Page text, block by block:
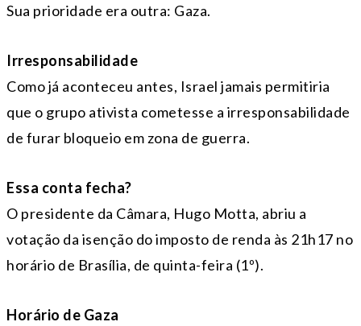
Sua prioridade era outra: Gaza.
Irresponsabilidade
Como já aconteceu antes, Israel jamais permitiria
que o grupo ativista cometesse a irresponsabilidade
de furar bloqueio em zona de guerra.
Essa conta fecha?
O presidente da Câmara, Hugo Motta, abriu a
votação da isenção do imposto de renda às 21h17 no
horário de Brasília, de quinta-feira (1º).
Horário de Gaza